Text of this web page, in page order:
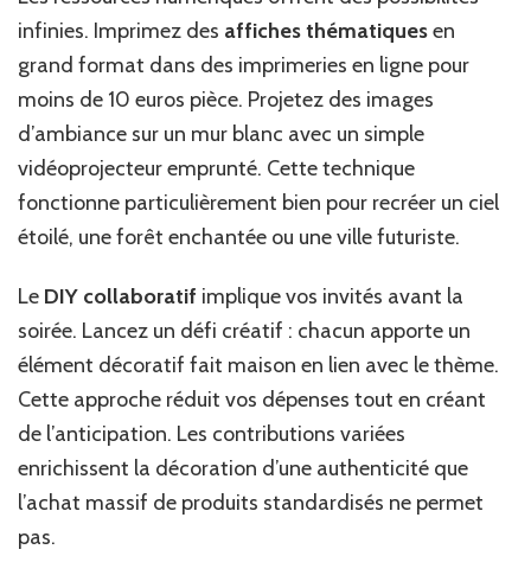
infinies. Imprimez des affiches thématiquesen
grand format dans des imprimeries en ligne pour
moins de 10 euros pièce. Projetez des images
d’ambiance sur un mur blanc avec un simple
vidéoprojecteur emprunté. Cette technique
fonctionne particulièrement bien pour recréer un ciel
étoilé, une forêt enchantée ou une ville futuriste.
Le DIY collaboratif implique vos invités avant la
soirée. Lancez un défi créatif : chacun apporte un
élément décoratif fait maison en lien avec le thème.
Cette approche réduit vos dépenses tout en créant
de l’anticipation. Les contributions variées
enrichissent la décoration d’une authenticité que
l’achat massif de produits standardisés ne permet
pas.